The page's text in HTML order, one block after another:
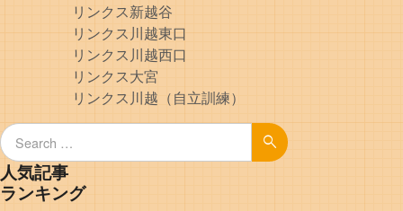
リンクス新越谷
リンクス川越東口
リンクス川越西口
リンクス大宮
リンクス川越（自立訓練）
Search for:
Search
人気記事
ランキング